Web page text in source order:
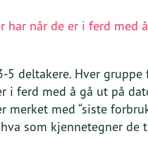
for matavfall, kan
På denne måten
at en lager mat
tenke på andre
sammen. Å spise
når de er i ferd med
5 deltakere. Hver
i ferd med å gå ut på
med “siste
som kjennetegner de